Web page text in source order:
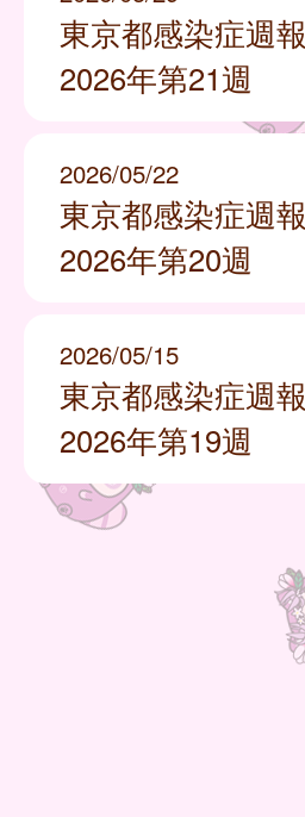
東京都感染症週報
2026年第21週
2026/05/22
東京都感染症週報
2026年第20週
2026/05/15
東京都感染症週報
2026年第19週